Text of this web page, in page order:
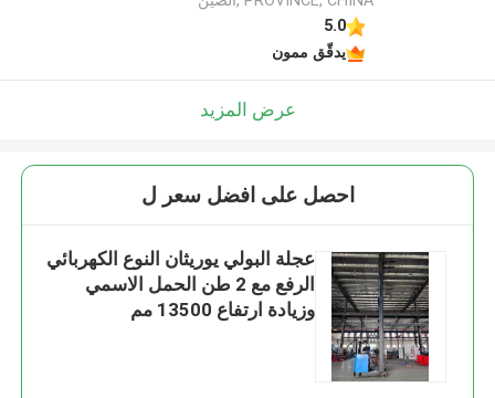
5.0
يدقّق ممون
عرض المزيد
احصل على افضل سعر ل
عجلة البولي يوريثان النوع الكهربائي
الرفع مع 2 طن الحمل الاسمي
وزيادة ارتفاع 13500 مم